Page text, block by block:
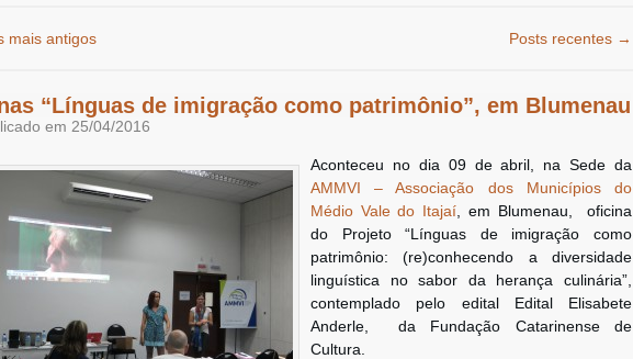
mais antigos Posts recentes →
“Línguas de imigração como patrimônio”, em Blumenau
em 25/04/2016
Aconteceu no dia 09 de abril, na Sede da
AMMVI – Associação dos Municípios do
Médio Vale do Itajaí , em Blumenau, oficina
do Projeto “Línguas de imigração como
patrimônio: (re)conhecendo a diversidade
linguística no sabor da herança culinária”,
contemplado pelo edital Edital Elisabete
Anderle, da Fundação Catarinense de
Cultura.